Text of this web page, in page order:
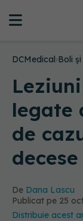
DCMedical›Boli
legate
de
decese
De Dana Lascu
Publicat pe 25
Distribuie acest